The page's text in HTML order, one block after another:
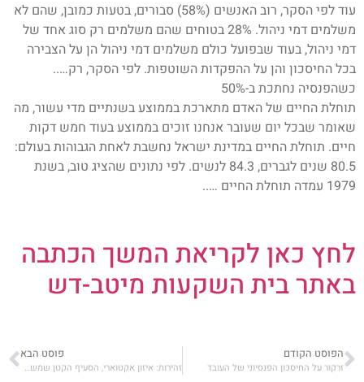
עוד לפי הסקר, רוב האנשים (58%) סבורים, בטעות כמובן, שהם לא
משלמים דמי ניהול. 28% בטוחים שהם משלמים רק סוג אחד של
דמי ניהול, בעוד שבפועל כולם משלמים דמי ניהול הן על הצבירה
בכל החיסכון והן על ההפקדות השוטפות. לפי הסקר, רק…..
כשהפנסיה נחתכת ב-50%
תוחלת החיים של האדם מתארכת בממוצע בשנתיים מדי עשור, מה
שאומר שבכל יום שעובר אנחנו זוכים בממוצע בעוד חמש דקות
חיים. תוחלת החיים במדינת ישראל נחשבת לאחת הגבוהות בעולם:
80.5 שנים לגברים, 84.3 לנשים. לפי נתונים שהציג טוב, בשנת
1979 עמדה תוחלת החיים …..
לחץ כאן לקריאת המשך הכתבה
באתר בית השקעות מיטב-דש
הפוסט הקודם
זרקור על החיסכון הפנסיוני של העובד
פוסט הבא
זהירות: איזון אקטוארי, הסעיף הקטן שמשפיע על הפנסיה שלכם